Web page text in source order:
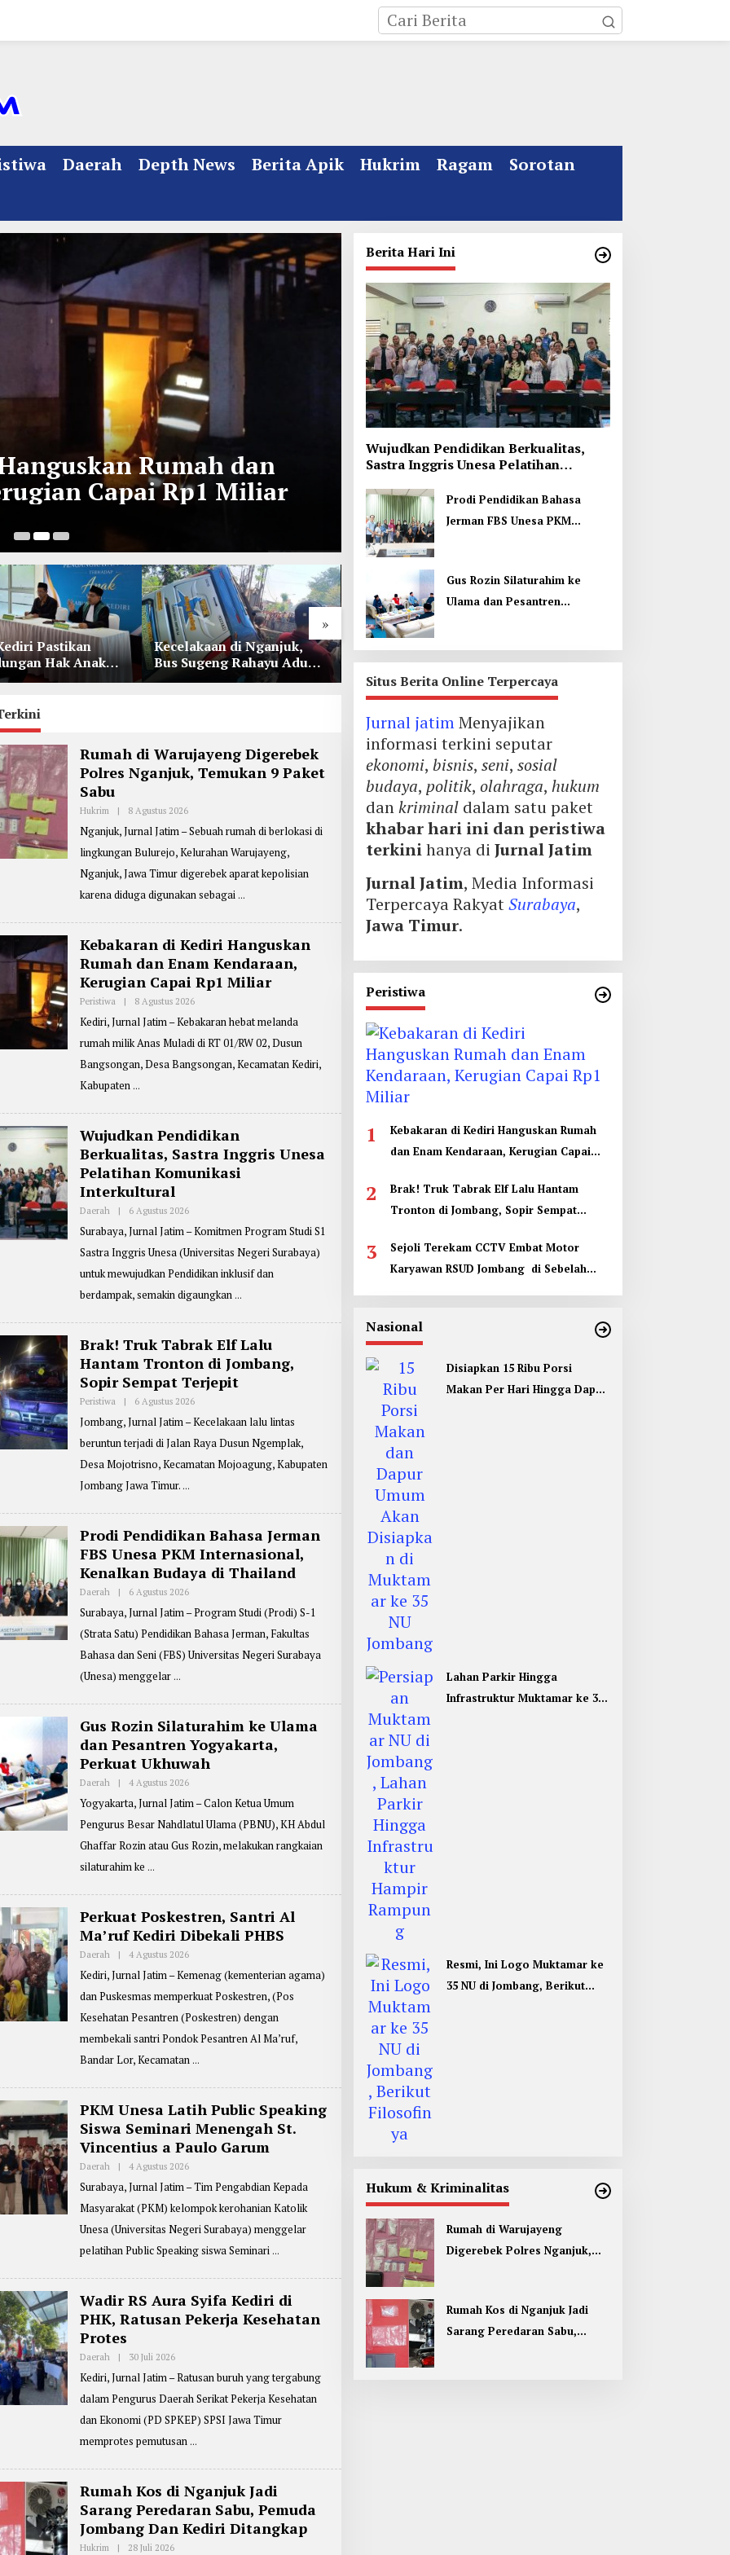
Daerah Depth News Berita Apik Hukrim Ragam
Sorotan
Rumah dan
Capai Rp1 Miliar
Daerah
Wujudkan Pendidikan
Inggris Unesa Pelatihan
Interkultural
6 Agustus 2026
»
Pastikan
Hak Anak
Kecelakaan di Nganjuk,
Bus Sugeng Rahayu Adu
Banteng Dengan Dump
Kebakaran Rumah Mewah
di Jombang, ART Tewas
Diduga Menghirup Asap
Kata Gus Ipul Jelang
Muktamar ke 35 NU
Jombang: Panitia Gupuh,
Suguh, Lungguh
Rumah di Warujayeng Digerebek
Polres Nganjuk, Temukan 9 Paket
Sabu
Hukrim | 8 Agustus 2026O
E
R
P
O
R
E
:
E
D
D
J
O
K
O
W
I
D
Nganjuk, Jurnal Jatim – Sebuah rumah di berlokasi di
lingkungan Bulurejo, Kelurahan Warujayeng,
Nganjuk, Jawa Timur digerebek aparat kepolisian
karena diduga digunakan sebagai
Kebakaran di Kediri Hanguskan
Rumah dan Enam Kendaraan,
Kerugian Capai Rp1 Miliar
Peristiwa | 8 Agustus 2026O
E
R
P
E
:
M
A
S
Kediri, Jurnal Jatim – Kebakaran hebat melanda
rumah milik Anas Muladi di RT 01/RW 02, Dusun
Bangsongan, Desa Bangsongan, Kecamatan Kediri,
Kabupaten
Wujudkan Pendidikan
Berkualitas, Sastra Inggris Unesa
Pelatihan Komunikasi
Interkultural
Daerah | 6 Agustus 2026O
E
R
E
P
O
R
E
:
Z
A
I
U
A
R
I
F
Surabaya, Jurnal Jatim – Komitmen Program Studi S1
Sastra Inggris Unesa (Universitas Negeri Surabaya)
untuk mewujudkan Pendidikan inklusif dan
berdampak, semakin digaungkan
Brak! Truk Tabrak Elf Lalu
Hantam Tronton di Jombang,
Sopir Sempat Terjepit
Peristiwa | 6 Agustus 2026O
E
R
P
E
:
J
B
G
Jombang, Jurnal Jatim – Kecelakaan lalu lintas
beruntun terjadi di Jalan Raya Dusun Ngemplak,
Desa Mojotrisno, Kecamatan Mojoagung, Kabupaten
Jombang Jawa Timur.
Prodi Pendidikan Bahasa Jerman
FBS Unesa PKM Internasional,
Kenalkan Budaya di Thailand
Daerah | 6 Agustus 2026O
E
R
E
P
E
:
Z
A
I
U
A
R
I
F
Surabaya, Jurnal Jatim – Program Studi (Prodi) S-1
(Strata Satu) Pendidikan Bahasa Jerman, Fakultas
Bahasa dan Seni (FBS) Universitas Negeri Surabaya
(Unesa) menggelar
Gus Rozin Silaturahim ke Ulama
dan Pesantren Yogyakarta,
Perkuat Ukhuwah
Daerah | 4 Agustus 2026O
E
R
E
P
E
:
J
B
G
Yogyakarta, Jurnal Jatim – Calon Ketua Umum
Pengurus Besar Nahdlatul Ulama (PBNU), KH Abdul
Ghaffar Rozin atau Gus Rozin, melakukan rangkaian
silaturahim ke
Perkuat Poskestren, Santri Al
Ma’ruf Kediri Dibekali PHBS
Daerah | 4 Agustus 2026O
E
R
E
P
O
R
T
:
M
A
S
J
O
O
Kediri, Jurnal Jatim – Kemenag (kementerian agama)
dan Puskesmas memperkuat Poskestren, (Pos
Kesehatan Pesantren (Poskestren) dengan
membekali santri Pondok Pesantren Al Ma’ruf,
Bandar Lor, Kecamatan
PKM Unesa Latih Public Speaking
Siswa Seminari Menengah St.
Vincentius a Paulo Garum
Daerah | 4 Agustus 2026O
E
R
P
O
R
E
Z
A
L
A
R
I
F
Surabaya, Jurnal Jatim – Tim Pengabdian Kepada
Masyarakat (PKM) kelompok kerohanian Katolik
Unesa (Universitas Negeri Surabaya) menggelar
pelatihan Public Speaking siswa Seminari
Wadir RS Aura Syifa Kediri di
PHK, Ratusan Pekerja Kesehatan
Protes
Daerah | 30 Juli 2026O
E
R
E
P
O
R
E
:
M
A
S
Kediri, Jurnal Jatim – Ratusan buruh yang tergabung
dalam Pengurus Daerah Serikat Pekerja Kesehatan
dan Ekonomi (PD SPKEP) SPSI Jawa Timur
memprotes pemutusan
Rumah Kos di Nganjuk Jadi
Sarang Peredaran Sabu, Pemuda
Jombang Dan Kediri Ditangkap
Hukrim | 28 Juli 2026O
Berita Hari Ini
Wujudkan Pendidikan Berkualitas,
Sastra Inggris Unesa Pelatihan
Prodi Pendidikan Bahasa
Jerman FBS Unesa PKM
Gus Rozin Silaturahim ke
Ulama dan Pesantren
Situs Berita Online Terpercaya
Jurnal jatimMenyajikan
informasi terkini seputar
ekonomi, bisnis, seni, sosial
budaya, politik, olahraga, hukum
dankriminaldalam satu paket
khabar hari ini dan peristiwa
terkinihanya di Jurnal Jatim
Jurnal Jatim, Media Informasi
Terpercaya RakyatSurabaya,
Jawa Timur.
Peristiwa
1
Kebakaran di Kediri Hanguskan Rumah
dan Enam Kendaraan, Kerugian Capai
2
Brak! Truk Tabrak Elf Lalu Hantam
Tronton di Jombang, Sopir Sempat
3
Sejoli Terekam CCTV Embat Motor
Karyawan RSUD Jombang di Sebelah
Nasional
Disiapkan 15 Ribu Porsi
Makan Per Hari Hingga Dapur
Lahan Parkir Hingga
Infrastruktur Muktamar ke 35
Resmi, Ini Logo Muktamar ke
35 NU di Jombang, Berikut
Hukum & Kriminalitas
Rumah di Warujayeng
Digerebek Polres Nganjuk,
Rumah Kos di Nganjuk Jadi
Sarang Peredaran Sabu,